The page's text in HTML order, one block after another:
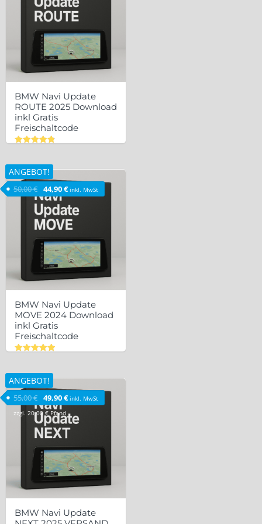
BMW Navi Update
ROUTE 2025 Download
inkl Gratis
Freischaltcode
4.83
von 5
ANGEBOT!
BMW Navi Update
MOVE 2024 Download
inkl Gratis
Freischaltcode
5.00
von 5
50,00€ Ursprünglicher Preis war: 50,00 €
44,90€Aktueller Preis ist: 44,90 €.
inkl. MwSt
ANGEBOT!
BMW Navi Update
55,00€ Ursprünglicher Preis war: 55,00 €
49,90€Aktueller Preis ist: 49,90 €.
inkl. MwSt
zzgl. 20,00 € Pfand